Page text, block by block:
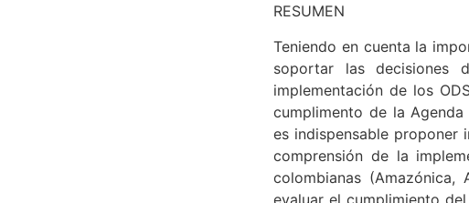
RESUMEN
Teniendo en cuenta la
soportar las decisiones
implementación de los
cumplimento de la
es indispensable proponer
comprensión de la
colombianas (Amazónica,
evaluar el cumplimiento